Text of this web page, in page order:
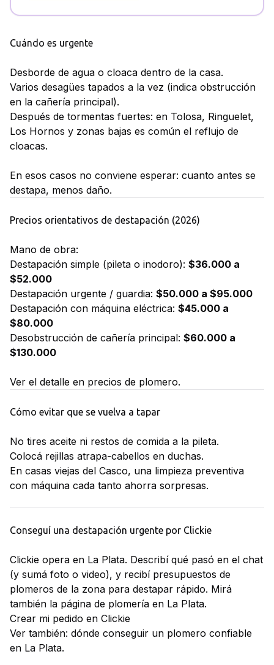
Cuándo es urgente
Desborde de agua o cloaca dentro de la casa.
Varios desagües tapados a la vez (indica obstrucción
en la cañería principal).
Después de tormentas fuertes: en Tolosa, Ringuelet,
Los Hornos y zonas bajas es común el reflujo de
cloacas.
En esos casos no conviene esperar: cuanto antes se
destapa, menos daño.
Precios orientativos de destapación (2026)
Mano de obra:
Destapación simple (pileta o inodoro): $36.000 a
$52.000
Destapación urgente / guardia: $50.000 a $95.000
Destapación con máquina eléctrica: $45.000 a
$80.000
Desobstrucción de cañería principal: $60.000 a
$130.000
Ver el detalle en precios de plomero.
Cómo evitar que se vuelva a tapar
No tires aceite ni restos de comida a la pileta.
Colocá rejillas atrapa-cabellos en duchas.
En casas viejas del Casco, una limpieza preventiva
con máquina cada tanto ahorra sorpresas.
Conseguí una destapación urgente por Clickie
Clickie opera en La Plata. Describí qué pasó en el chat
(y sumá foto o video), y recibí presupuestos de
plomeros de la zona para destapar rápido. Mirá
también la página de plomería en La Plata.
Crear mi pedido en Clickie
Ver también: dónde conseguir un plomero confiable
en La Plata.